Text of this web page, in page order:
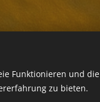
Funktionieren und
zu bieten.